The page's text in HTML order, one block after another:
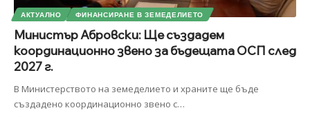
АКТУАЛНО ФИНАНСИРАНЕ В ЗЕМЕДЕЛИЕТО
Министър Абровски: Ще създадем
координационно звено за бъдещата ОСП след
2027 г.
В Министерството на земеделието и храните ще бъде
създадено координационно звено с…